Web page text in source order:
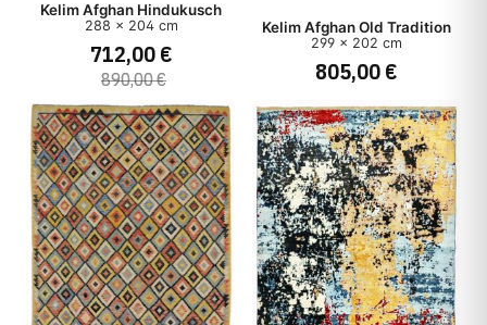
Kelim Afghan Hindukusch
288 x 204 cm
712,00 €
890,00 €
Kelim Afghan Old Tradition
299 x 202 cm
805,00 €